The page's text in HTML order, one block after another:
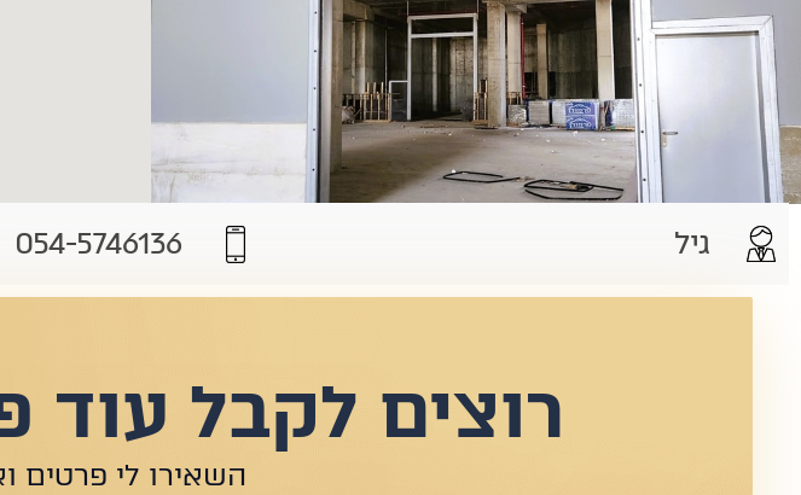
גיל 054-5746136
רוצים לקבל עוד
השאירו לי פרטים